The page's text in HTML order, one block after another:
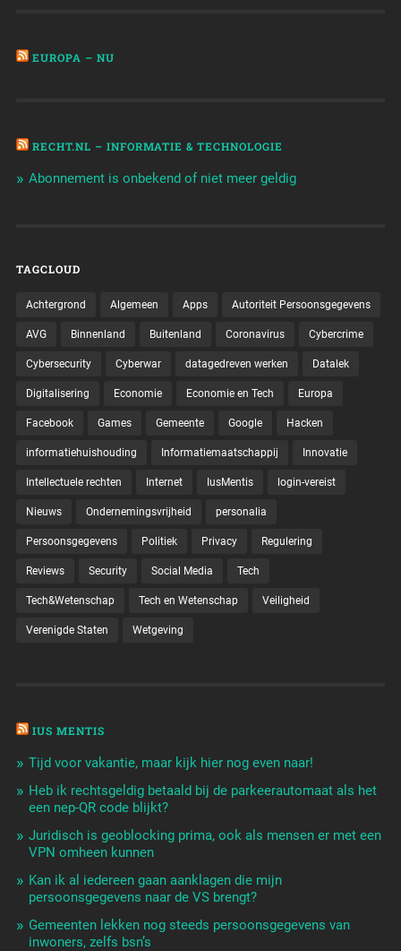
EUROPA – NU
RECHT.NL – INFORMATIE & TECHNOLOGIE
Abonnement is onbekend of niet meer geldig
TAGCLOUD
Achtergrond Algemeen Apps Autoriteit Persoonsgegevens
AVG Binnenland Buitenland Coronavirus Cybercrime
Cybersecurity Cyberwar datagedreven werken Datalek
Digitalisering Economie Economie en Tech Europa
Facebook Games Gemeente Google Hacken
informatiehuishouding Informatiemaatschappij Innovatie
Intellectuele rechten Internet IusMentis login-vereist
Nieuws Ondernemingsvrijheid personalia
Persoonsgegevens Politiek Privacy Regulering
Reviews Security Social Media Tech
Tech&Wetenschap Tech en Wetenschap Veiligheid
Verenigde Staten Wetgeving
IUS MENTIS
Tijd voor vakantie, maar kijk hier nog even naar!
Heb ik rechtsgeldig betaald bij de parkeerautomaat als het
een nep-QR code blijkt?
Juridisch is geoblocking prima, ook als mensen er met een
VPN omheen kunnen
Kan ik al iedereen gaan aanklagen die mijn
persoonsgegevens naar de VS brengt?
Gemeenten lekken nog steeds persoonsgegevens van
inwoners, zelfs bsn’s